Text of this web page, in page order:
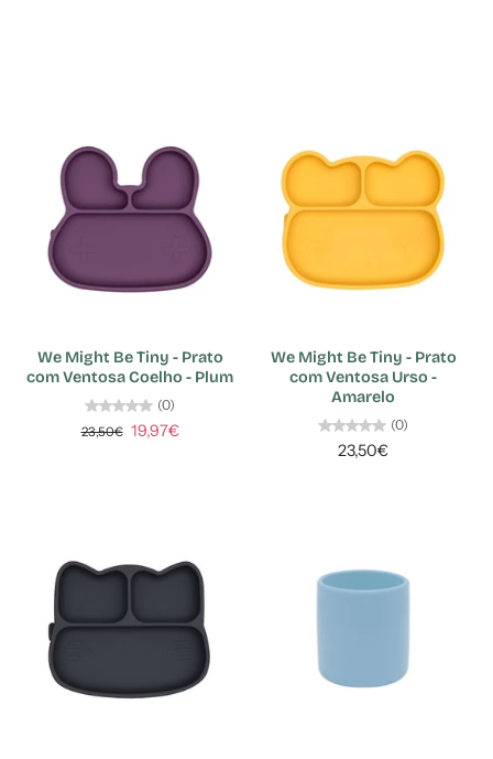
We Might Be Tiny - Prato
com Ventosa Coelho - Plum
(0)
23,50€ 19,97€
We Might Be Tiny - Prato
com Ventosa Urso -
Amarelo
(0)
23,50€